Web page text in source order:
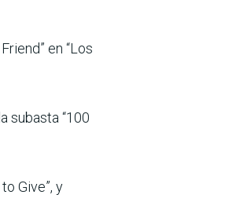
en “Los
subasta “100
Give”, y